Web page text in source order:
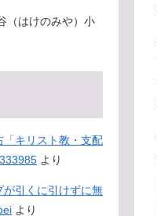
（はけのみや）小
「キリスト教・支配
333985 より
が引くに引けずに無
より